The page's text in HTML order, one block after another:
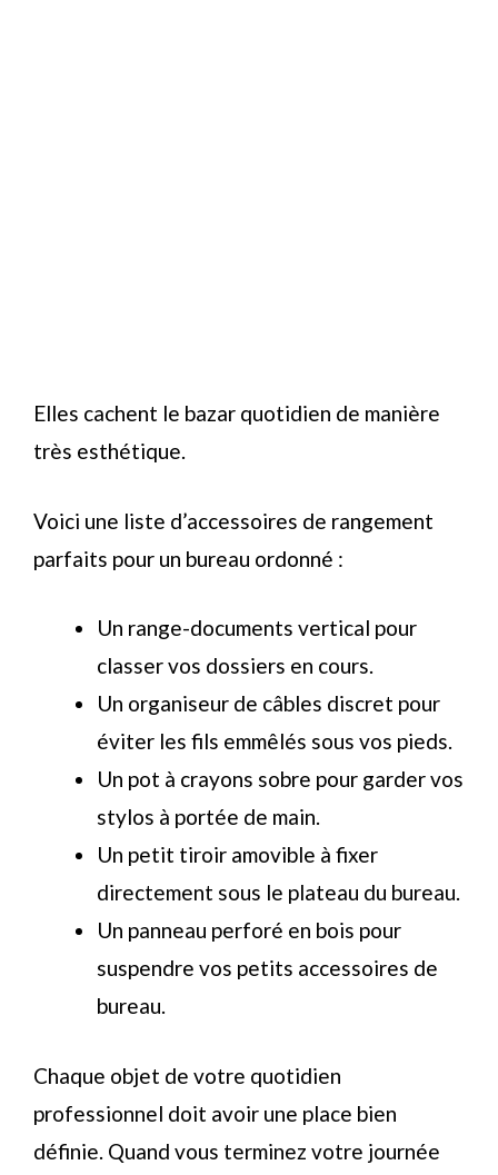
Elles cachent le bazar quotidien de manière
très esthétique.
Voici une liste d’accessoires de rangement
parfaits pour un bureau ordonné :
Un range-documents vertical pour
classer vos dossiers en cours.
Un organiseur de câbles discret pour
éviter les fils emmêlés sous vos pieds.
Un pot à crayons sobre pour garder vos
stylos à portée de main.
Un petit tiroir amovible à fixer
directement sous le plateau du bureau.
Un panneau perforé en bois pour
suspendre vos petits accessoires de
bureau.
Chaque objet de votre quotidien
professionnel doit avoir une place bien
définie. Quand vous terminez votre journée